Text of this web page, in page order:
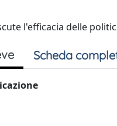
l'efficacia delle
Scheda